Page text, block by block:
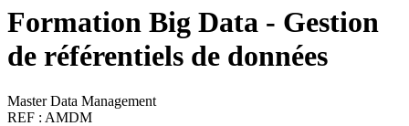
Formation Big Data - Gestion
de référentiels de données
Master Data Management
REF : AMDM